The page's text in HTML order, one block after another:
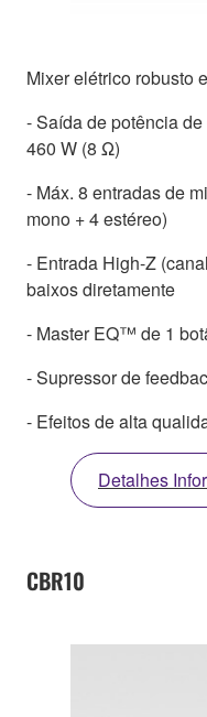
Mixer elétrico robusto
- Saída de potência
460 W (8 Ω)
- Máx. 8 entradas de
mono + 4 estéreo)
- Entrada High-Z
baixos diretamente
- Master EQ™ de 1
- Supressor de
- Efeitos de alta
Detalhes
CBR10